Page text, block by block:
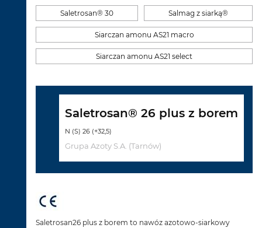
Saletrosan® 30 Salmag z siarką®
Siarczan amonu AS21 macro
Siarczan amonu AS21 select
Saletrosan® 26 plus z borem
N (S) 26 (+32,5)
Grupa Azoty S.A. (Tarnów)
Saletrosan26 plus z borem to nawóz azotowo-siarkowy